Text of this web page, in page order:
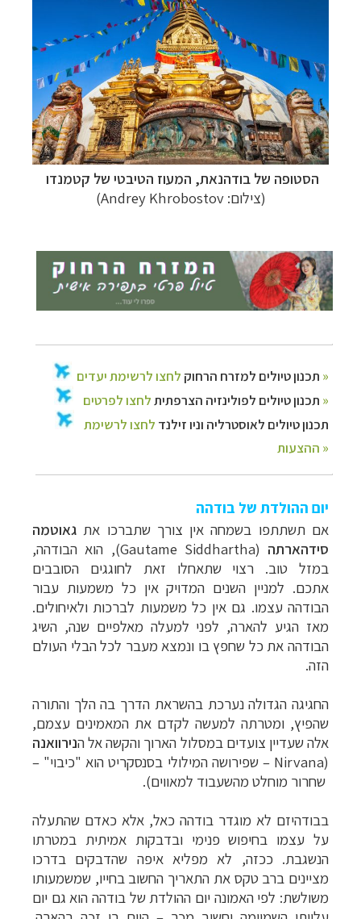
הסטופה של בודהנאת, המעוז הטיבטי של קטמנדו
(צילום: Andrey Khrobostov)
תכנוןטיולים למזרח הרחוק
ההצעות »
יום ההולדת של בודהה
אם תשתתפו בשמחה אין צורך שתברכו את גאוטמה
סידהארתה (
Gautame Siddhartha), הוא הבודהה,
במזל טוב. רצוי שתאחלו זאת לחוגגים הסובבים
אתכם. למניין השנים המדויק אין כל משמעות עבור
הבודהה עצמו. גם אין כל משמעות לברכות ולאיחולים.
מאז הגיע להארה, לפני למעלה מאלפיים שנה, השיג
הבודהה את כל שחפץ בו ונמצא מעבר לכל הבלי העולם
הזה.
החגיגה הגדולה נערכת בהשראת הדרך בה הלך והתורה
שהפיץ, ומטרתה למעשה לקדם את המאמינים עצמם,
אלה שעדיין צועדים במסלול הארוך והקשה אל הנירוואנה
(
Nirvana
– שפירושה המילולי בסנסקריט הוא "כיבוי" –
שחרור מוחלט מהשעבוד למאווים).
בבודהיזם לא מוגדר בודהה כאל, אלא כאדם שהתעלה
על עצמו בחיפוש פנימי ובדבקות אמיתית במטרתו
הנשגבת. ככזה, לא מפליא איפה שהדבקים בדרכו
מציינים ברב טקס את התאריך החשוב בחייו, שמשמעותו
משולשת: לפי האמונה יום ההולדת של בודהה הוא גם יום